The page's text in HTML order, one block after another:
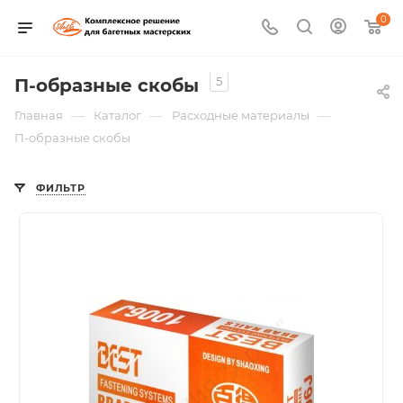
0
П-образные скобы 5
Главная — Каталог — Расходные материалы —
П-образные скобы
ФИЛЬТР